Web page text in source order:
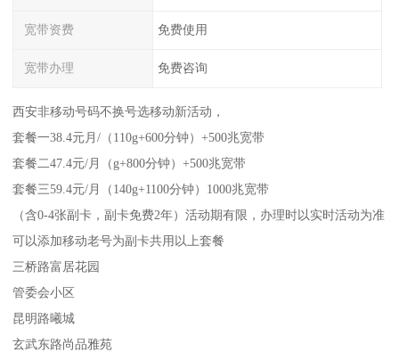
宽带资费 免费使用
宽带办理 免费咨询
西安非移动号码不换号选移动新活动，
套餐一38.4元月/（110g+600分钟）+500兆宽带
套餐二47.4元/月（g+800分钟）+500兆宽带
套餐三59.4元/月（140g+1100分钟）1000兆宽带
（含0-4张副卡，副卡免费2年）活动期有限，办理时以实时活动为准
可以添加移动老号为副卡共用以上套餐
三桥路富居花园
管委会小区
昆明路曦城
玄武东路尚品雅苑